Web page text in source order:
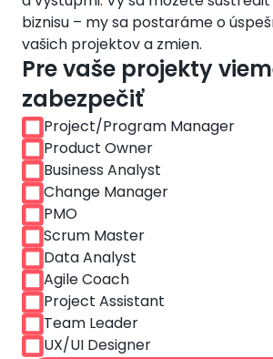
biznisu – my sa postaráme o
vašich projektov a zmien.
Pre vaše projekty
zabezpečiť
Obrázek
Project/Program Manager
Obrázek
Product Owner
Obrázek
Business Analyst
Obrázek
Change Manager
Obrázek
PMO
Obrázek
Scrum Master
Obrázek
Data Analyst
Obrázek
Agile Coach
Obrázek
Project Assistant
Obrázek
Team Leader
Obrázek
UX/UI Designer